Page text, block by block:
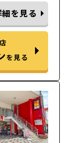
を見る
を見る